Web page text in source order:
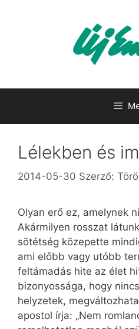
Lélekben és
2014-05-30 Szerző:
Olyan erő ez, amelynek
Akármilyen rosszat
sötétség közepette
ami előbb vagy utóbb
feltámadás hite az élet
bizonyossága, hogy
helyzetek,
apostol írja: „Nem